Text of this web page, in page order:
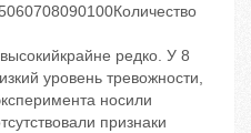
редко. У 8
уровень тревожности,
носили
признаки